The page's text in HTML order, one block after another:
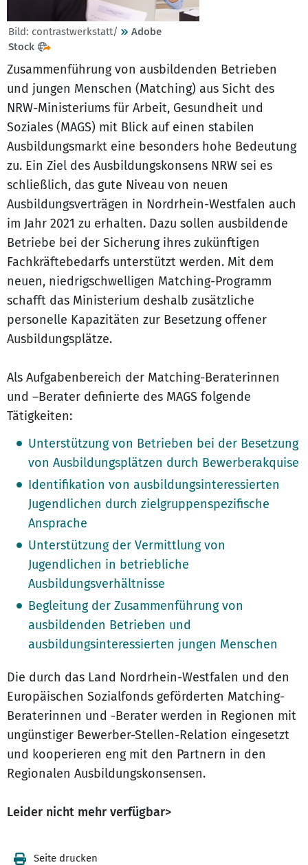
Bild: contrastwerkstatt/
Adobe
Stock
Zusammenführung von ausbildenden Betrieben
und jungen Menschen (Matching) aus Sicht des
NRW-Ministeriums für Arbeit, Gesundheit und
Soziales (MAGS) mit Blick auf einen stabilen
Ausbildungsmarkt eine besonders hohe Bedeutung
zu. Ein Ziel des Ausbildungskonsens NRW sei es
schließlich, das gute Niveau von neuen
Ausbildungsverträgen in Nordrhein-Westfalen auch
im Jahr 2021 zu erhalten. Dazu sollen ausbildende
Betriebe bei der Sicherung ihres zukünftigen
Fachkräftebedarfs unterstützt werden. Mit dem
neuen, niedrigschwelligen Matching-Programm
schafft das Ministerium deshalb zusätzliche
personelle Kapazitäten zur Besetzung offener
Ausbildungsplätze.
Als Aufgabenbereich der Matching-Beraterinnen
und –Berater definierte des MAGS folgende
Tätigkeiten:
Unterstützung von Betrieben bei der Besetzung
von Ausbildungsplätzen durch Bewerberakquise
Identifikation von ausbildungsinteressierten
Jugendlichen durch zielgruppenspezifische
Ansprache
Unterstützung der Vermittlung von
Jugendlichen in betriebliche
Ausbildungsverhältnisse
Begleitung der Zusammenführung von
ausbildenden Betrieben und
ausbildungsinteressierten jungen Menschen
Die durch das Land Nordrhein-Westfalen und den
Europäischen Sozialfonds geförderten Matching-
Beraterinnen und -Berater werden in Regionen mit
ungünstiger Bewerber-Stellen-Relation eingesetzt
und kooperieren eng mit den Partnern in den
Regionalen Ausbildungskonsensen.
Leider nicht mehr verfügbar>
Seite drucken